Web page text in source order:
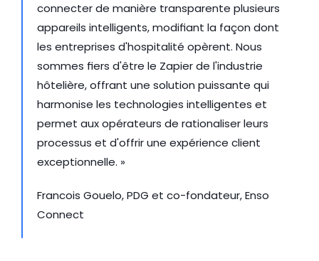
connecter de manière transparente plusieurs
appareils intelligents, modifiant la façon dont
les entreprises d'hospitalité opèrent. Nous
sommes fiers d'être le Zapier de l'industrie
hôtelière, offrant une solution puissante qui
harmonise les technologies intelligentes et
permet aux opérateurs de rationaliser leurs
processus et d'offrir une expérience client
exceptionnelle. »
Francois Gouelo, PDG et co-fondateur, Enso
Connect